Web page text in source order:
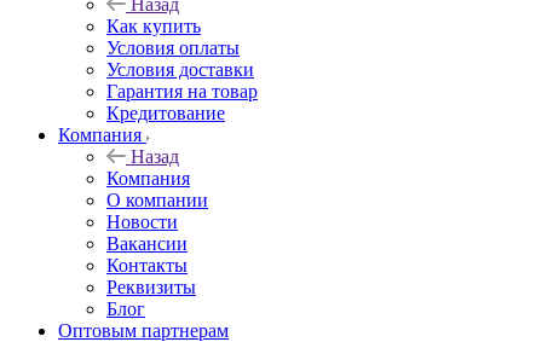
Назад
Как купить
Условия оплаты
Условия доставки
Гарантия на товар
Кредитование
Компания
Назад
Компания
О компании
Новости
Вакансии
Контакты
Реквизиты
Блог
Оптовым партнерам